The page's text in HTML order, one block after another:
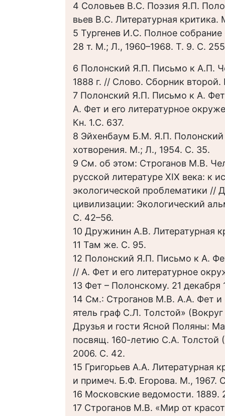
4 Соловьев В.С. Поэзия Я.П.
вьев В.С. Литературная критика.
5 Тургенев И.С. Полное
28 т. М.; Л., 1960–1968. Т. 9. С.
6 Полонский Я.П. Письмо к А.П.
1888 г. // Слово. Сборник
7 Полонский Я.П. Письмо к А.
А. Фет и его литературное
Кн. 1.С. 637.
8 Эйхенбаум Б.М. Я.П.
хотворения. М.; Л., 1954. С. 35.
9 См. об этом: Строганов М.В.
русской литературе XIX века: к
экологической проблематики //
цивилизации: Экологический
С. 42–56.
10 Дружинин А.В. Литературная
11 Там же. С. 95.
12 Полонский Я.П. Письмо к А.
// А. Фет и его литературное
13 Фет – Полонскому. 21
14 См.: Строганов М.В. А.А. Фет и
ятель граф С.Л. Толстой»
Друзья и гости Ясной Поляны:
посвящ. 160-летию С.А. Толстой
2006. С. 42.
15 Григорьев А.А. Литературная
и примеч. Б.Ф. Егорова. М., 1967.
16 Московские ведомости.
17 Строганов М.В. «Мир от